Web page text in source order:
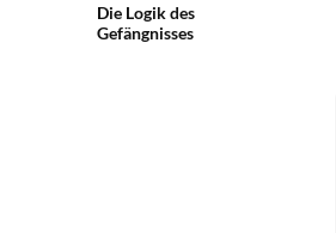
Die Logik des
Gefängnisses